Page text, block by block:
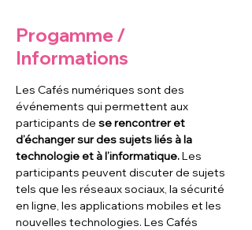
Progamme /
Informations
Les Cafés numériques sont des
événements qui permettent aux
participants de se rencontrer et
d’échanger sur des sujets liés à la
technologie et à l’informatique. Les
participants peuvent discuter de sujets
tels que les réseaux sociaux, la sécurité
en ligne, les applications mobiles et les
nouvelles technologies. Les Cafés